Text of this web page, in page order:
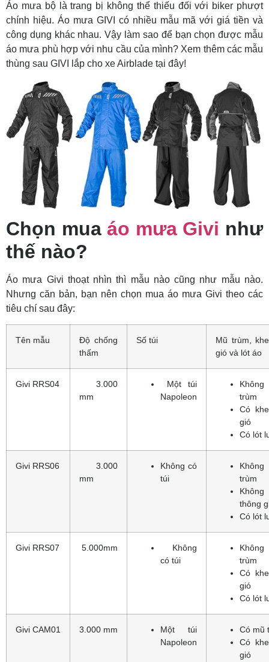
Áo mưa bộ là trang bị không thể thiếu đối với biker phượt
chính hiệu. Áo mưa GIVI có nhiều mẫu mã với giá tiền và
công dụng khác nhau. Vậy làm sao để bạn chọn được mẫu
áo mưa phù hợp với nhu cầu của mình? Xem thêm các mẫu
thùng sau GIVI lắp cho xe Airblade tại đây!
Chọn muaáo mưa Givi như
thế nào?
Áo mưa Givi thoạt nhìn thì mẫu nào cũng như mẫu nào.
Nhưng căn bản, bạn nên chọn mua áo mưa Givi theo các
tiêu chí sau đây:
Tên mẫu
Độ chống
thấm
Số túi
Mũ trùm,
gió và lót áo
Givi RRS04
3.000
mm
Một túi
Napoleon
trùm
Có
gió
Có lót
Givi RRS06
3.000
mm
Không có
túi
trùm
thông
Có lót
Givi RRS07 5.000mm
Không
có túi
trùm
Có
gió
Có lót
Givi CAM01 3.000 mm
Một túi
Napoleon
Có mũ
Có
gió